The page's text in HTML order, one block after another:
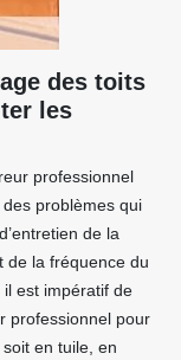
des toits
les
professionnel
problèmes qui
de la
de la fréquence du
est impératif de
professionnel pour
en tuile, en